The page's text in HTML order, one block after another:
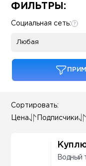
Some SEO Title
ФИЛЬТРЫ:
Социальная сеть:
Любая
Сортировать:
Цена Подписчики
Водный